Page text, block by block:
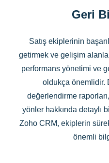
Geri
Satış ekiplerinin
getirmek ve gelişim
performans yönetimi ve
oldukça önemlidir.
değerlendirme
yönler hakkında detaylı
Zoho CRM, ekiplerin
önemli